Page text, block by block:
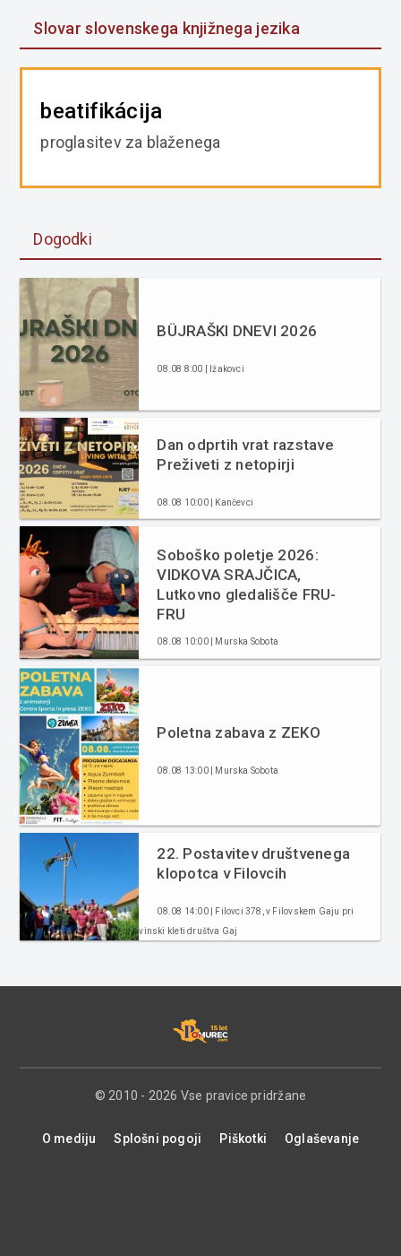
Slovar slovenskega knjižnega jezika
beatifikácija
proglasitev za blaženega
Dogodki
BÜJRAŠKI DNEVI 2026
08.08 8:00 | Ižakovci
Dan odprtih vrat razstave
Preživeti z netopirji
08.08 10:00 | Kančevci
Soboško poletje 2026:
VIDKOVA SRAJČICA,
Lutkovno gledališče FRU-
FRU
08.08 10:00 | Murska Sobota
Poletna zabava z ZEKO
08.08 13:00 | Murska Sobota
22. Postavitev društvenega
klopotca v Filovcih
08.08 14:00 | Filovci 378, v Filovskem Gaju pri
vinski kleti društva Gaj
© 2010 - 2026 Vse pravice pridržane
O mediju Splošni pogoji Piškotki Oglaševanje